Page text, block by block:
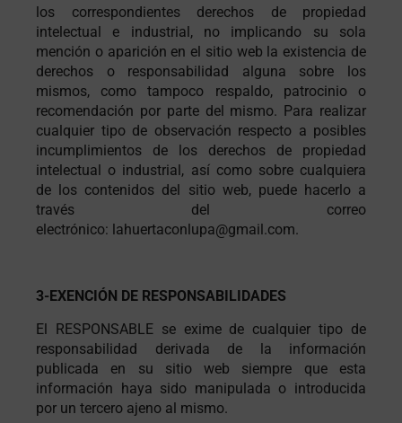
los correspondientes derechos de propiedad
intelectual e industrial, no implicando su sola
mención o aparición en el sitio web la existencia de
derechos o responsabilidad alguna sobre los
mismos, como tampoco respaldo, patrocinio o
recomendación por parte del mismo. Para realizar
cualquier tipo de observación respecto a posibles
incumplimientos de los derechos de propiedad
intelectual o industrial, así como sobre cualquiera
de los contenidos del sitio web, puede hacerlo a
través del correo
electrónico: lahuertaconlupa@gmail.com.
3-EXENCIÓN DE RESPONSABILIDADES
El RESPONSABLE se exime de cualquier tipo de
responsabilidad derivada de la información
publicada en su sitio web siempre que esta
información haya sido manipulada o introducida
por un tercero ajeno al mismo.